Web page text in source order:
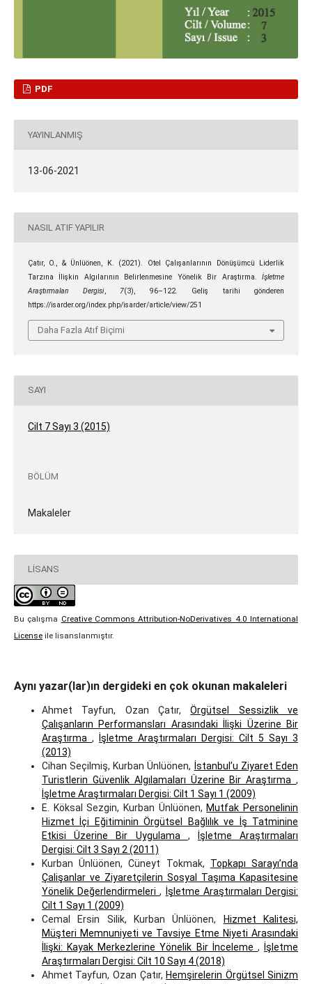
PDF
YAYINLANMIŞ
13-06-2021
NASIL ATIF YAPILIR
Çatır, O., & Ünlüönen, K. (2021). Otel Çalışanlarının Dönüşümcü Liderlik
Tarzına İlişkin Algılarının Belirlenmesine Yönelik Bir Araştırma.İşletme
Araştırmaları Dergisi, 7(3), 96–122. Geliş tarihi gönderen
https://isarder.org/index.php/isarder/article/view/251
Daha Fazla Atıf Biçimi
SAYI
Cilt 7 Sayı 3 (2015)
BÖLÜM
Makaleler
LISANS
Bu çalışma Creative Commons Attribution-NoDerivatives 4.0 International
Licenseile lisanslanmıştır.
Aynı yazar(lar)ın dergideki en çok okunan makaleleri
Ahmet Tayfun, Ozan Çatır,Örgütsel Sessizlik ve
Çalışanların Performansları Arasındaki İlişki Üzerine Bir
Araştırma ,
İşletme Araştırmaları Dergisi: Cilt 5 Sayı 3
(2013)
Cihan Seçilmiş, Kurban Ünlüönen, İstanbul’u Ziyaret Eden
Turistlerin Güvenlik Algılamaları Üzerine Bir Araştırma,
İşletme Araştırmaları Dergisi: Cilt 1 Sayı 1 (2009)
E. Köksal Sezgin, Kurban Ünlüönen, Mutfak Personelinin
Hizmet İçi Eğitiminin Örgütsel Bağlılık ve İş Tatminine
Etkisi Üzerine Bir Uygulama ,
İşletme Araştırmaları
Dergisi: Cilt 3 Sayı 2 (2011)
Kurban Ünlüönen, Cüneyt Tokmak, Topkapı Sarayı’nda
Çalişanlar ve Ziyaretçilerin Sosyal Taşıma Kapasitesine
Yönelik Değerlendirmeleri,
İşletme Araştırmaları Dergisi:
Cilt 1 Sayı 1 (2009)
Cemal Ersin Silik, Kurban Ünlüönen,
Hizmet Kalitesi,
Müşteri Memnuniyeti ve Tavsiye Etme Niyeti Arasındaki
İlişki: Kayak Merkezlerine Yönelik Bir İnceleme ,
İşletme
Araştırmaları Dergisi: Cilt 10 Sayı 4 (2018)
Ahmet Tayfun, Ozan Çatır, Hemşirelerin Örgütsel Sinizm